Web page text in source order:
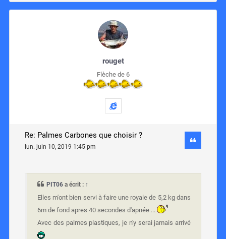
rouget
Flèche de 6
Re: Palmes Carbones que choisir ?
lun. juin 10, 2019 1:45 pm
PIT06 a écrit : ↑
Elles m'ont bien servi à faire une royale de 5,2 kg dans
6m de fond apres 40 secondes d'apnée ...
Avec des palmes plastiques, je n'y serai jamais arrivé